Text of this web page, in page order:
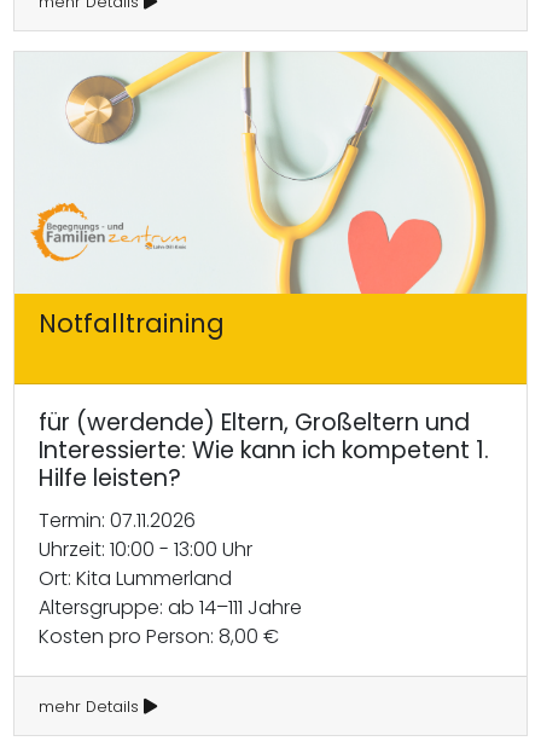
Notfalltraining
für (werdende) Eltern, Großeltern und
Interessierte: Wie kann ich kompetent 1.
Hilfe leisten?
Termin: 07.11.2026
Uhrzeit: 10:00 - 13:00 Uhr
Ort: Kita Lummerland
Altersgruppe: ab 14–111 Jahre
Kosten pro Person: 8,00 €
mehr Details